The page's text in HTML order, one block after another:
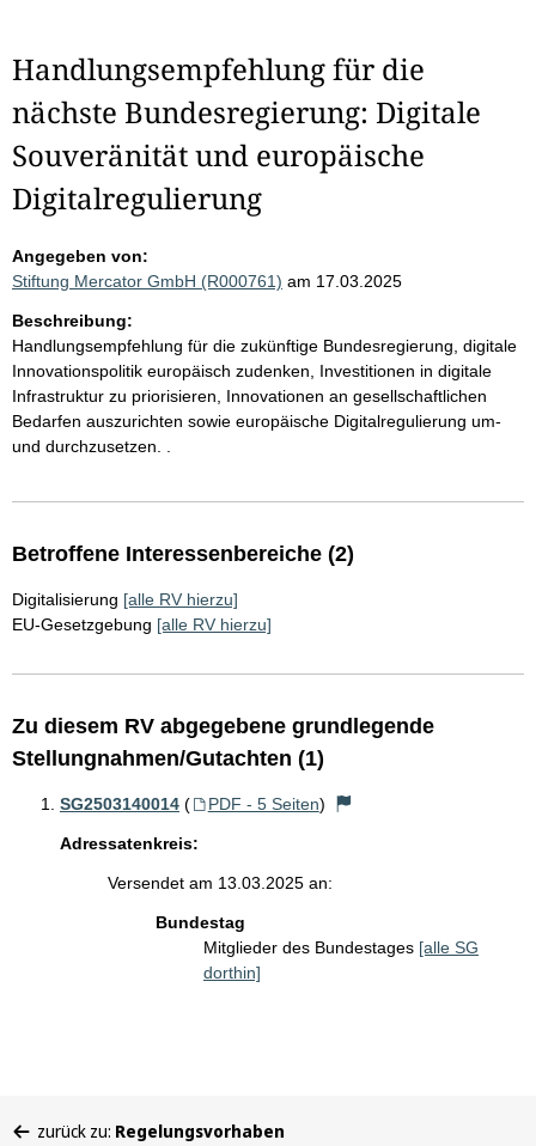
Handlungsempfehlung für die
nächste Bundesregierung: Digitale
Souveränität und europäische
Digitalregulierung
Angegeben von:
Stiftung Mercator GmbH (R000761) am 17.03.2025
Beschreibung:
Handlungsempfehlung für die zukünftige Bundesregierung, digitale
Innovationspolitik europäisch zudenken, Investitionen in digitale
Infrastruktur zu priorisieren, Innovationen an gesellschaftlichen
Bedarfen auszurichten sowie europäische Digitalregulierung um-
und durchzusetzen. .
Betroffene Interessenbereiche (2)
Digitalisierung [alle RV hierzu]
EU-Gesetzgebung [alle RV hierzu]
Zu diesem RV abgegebene grundlegende
Stellungnahmen/Gutachten (1)
SG2503140014 ( PDF - 5 Seiten)
Adressatenkreis:
Versendet am 13.03.2025 an:
Bundestag
Mitglieder des Bundestages [alle SG
dorthin]
zurück zu: Regelungsvorhaben